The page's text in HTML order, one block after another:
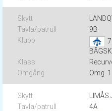
9B
Omg. 1
4A